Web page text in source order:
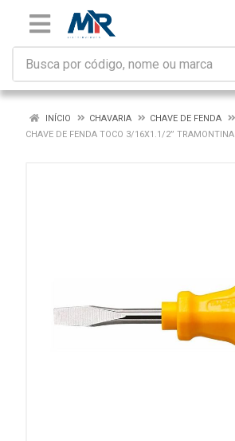
INÍCIO CHAVARIA
CHAVE DE FENDA
CHAVE DE FENDA TOCO 3/16X1.1/2” TRAMONTINA